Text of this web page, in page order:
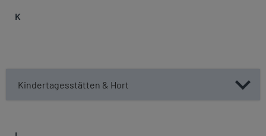
K
Kindertagesstätten & Hort